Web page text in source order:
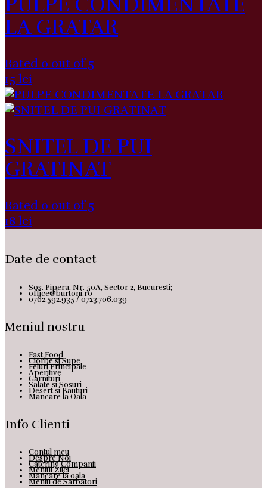
LA GRATAR
Rated 0 out of 5
15 lei
SNITEL DE PUI
GRATINAT
Rated 0 out of 5
18 lei
Date de contact
Sos. Pipera, Nr. 50A, Sector 2, Bucuresti;
office@burtoni.ro
0762.592.935 / 0723.706.039
Meniul nostru
Fast Food
Ciorbe si Supe
Feluri Principale
Aperitive
Garnituri
Salate si Sosuri
Desert si Bauturi
Mancare la Oala
Info Clienti
Contul meu
Despre Noi
Catering Companii
Meniul Zilei
Mancare la oala
Meniu de Sarbatori